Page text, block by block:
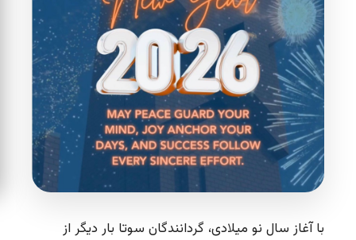
با آغاز سال نو میلادی، گردانندگان سوتا بار دیگر از